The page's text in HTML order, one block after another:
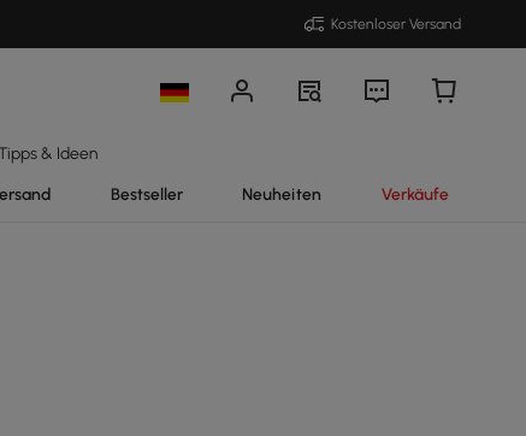
Kostenloser Versand
& Ideen
Bestseller Neuheiten Verkäufe